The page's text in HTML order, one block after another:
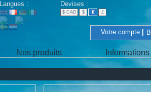
$ CAD $ € £
Devises :
Votre compte
Langues :
Nos produits Informations